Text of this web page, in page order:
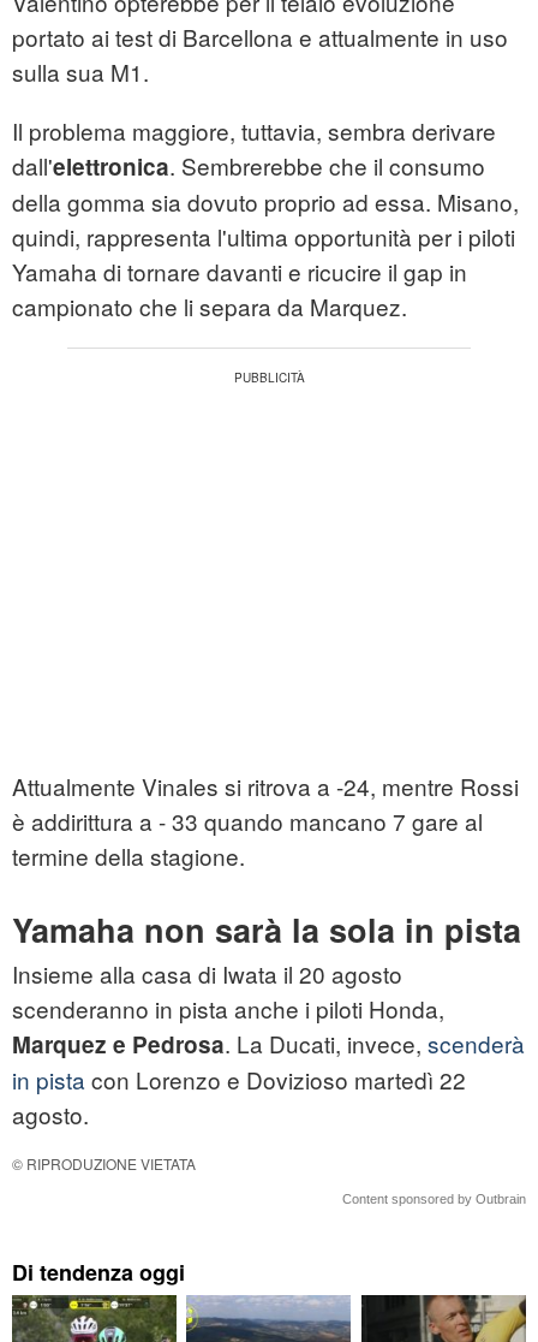
portato ai test di Barcellona e attualmente in uso
sulla sua M1.
Il problema maggiore, tuttavia, sembra derivare
dall'elettronica. Sembrerebbe che il consumo
della gomma sia dovuto proprio ad essa. Misano,
quindi, rappresenta l'ultima opportunità per i piloti
Yamaha di tornare davanti e ricucire il gap in
campionato che li separa da Marquez.
Attualmente Vinales si ritrova a -24, mentre Rossi
è addirittura a - 33 quando mancano 7 gare al
termine della stagione.
Yamaha non sarà la sola in pista
Insieme alla casa di Iwata il 20 agosto
scenderanno in pista anche i piloti Honda,
Marquez e Pedrosa. La Ducati, invece, scenderà
in pista con Lorenzo e Dovizioso martedì 22
agosto.
© RIPRODUZIONE VIETATA
Content sponsored by Outbrain
Di tendenza oggi